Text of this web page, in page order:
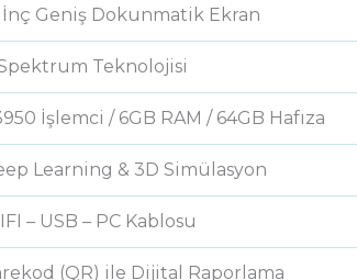
İnç Geniş Dokunmatik Ekran
Teknolojisi
İşlemci / 6GB RAM / 64GB Hafıza
Learning & 3D Simülasyon
– USB – PC Kablosu
(QR) ile Dijital Raporlama